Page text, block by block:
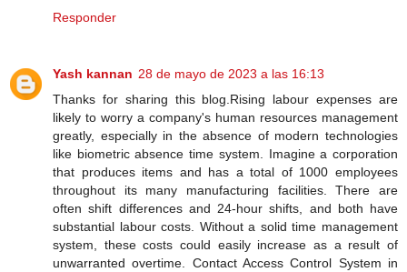
Responder
Yash kannan 28 de mayo de 2023 a las 16:13
Thanks for sharing this blog.Rising labour expenses are
likely to worry a company's human resources management
greatly, especially in the absence of modern technologies
like biometric absence time system. Imagine a corporation
that produces items and has a total of 1000 employees
throughout its many manufacturing facilities. There are
often shift differences and 24-hour shifts, and both have
substantial labour costs. Without a solid time management
system, these costs could easily increase as a result of
unwarranted overtime. Contact Access Control System in